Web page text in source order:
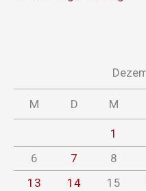
M D M
1
6
7 8
13
14 15